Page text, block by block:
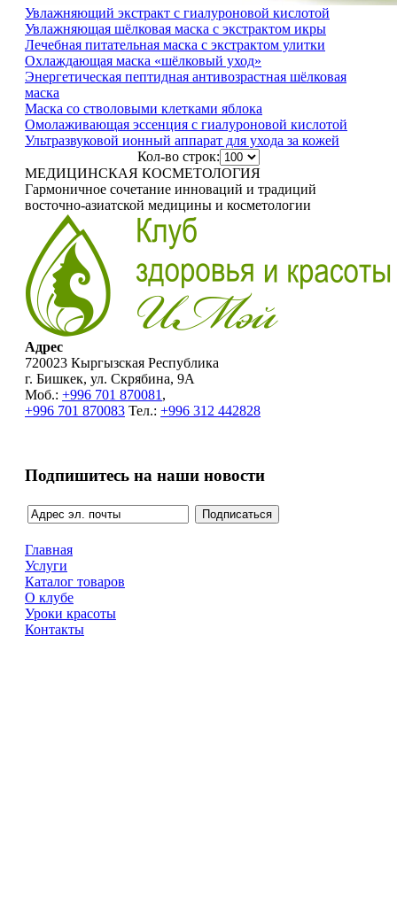
Увлажняющий экстракт с гиалуроновой кислотой
Увлажняющая шёлковая маска с экстрактом икры
Лечебная питательная маска с экстрактом улитки
Охлаждающая маска «шёлковый уход»
Энергетическая пептидная антивозрастная шёлковая
маска
Маска со стволовыми клетками яблока
Омолаживающая эссенция с гиалуроновой кислотой
Ультразвуковой ионный аппарат для ухода за кожей
Кол-во строк:
МЕДИЦИНСКАЯ КОСМЕТОЛОГИЯ
Гармоничное сочетание инноваций и традиций
восточно-азиатской медицины и косметологии
Адрес
720023 Кыргызская Республика
г. Бишкек, ул. Скрябина, 9А
Моб.: +996 701 870081,
+996 701 870083 Тел.: +996 312 442828
Подпишитесь на наши новости
Главная
Услуги
Каталог товаров
О клубе
Уроки красоты
Контакты